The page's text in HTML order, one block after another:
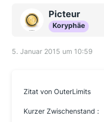
Picteur
Koryphäe
5. Januar 2015 um 10:59
Zitat von OuterLimits
Kurzer Zwischenstand :